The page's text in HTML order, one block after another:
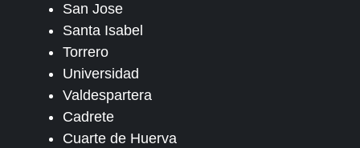
San Jose
Santa Isabel
Torrero
Universidad
Valdespartera
Cadrete
Cuarte de Huerva